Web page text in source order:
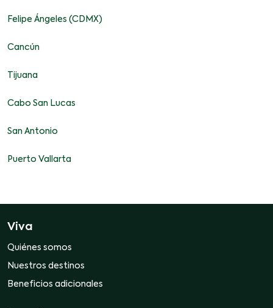
Felipe Ángeles (CDMX)
Cancún
Tijuana
Cabo San Lucas
San Antonio
Puerto Vallarta
Viva
Quiénes somos
Nuestros destinos
Beneficios adicionales